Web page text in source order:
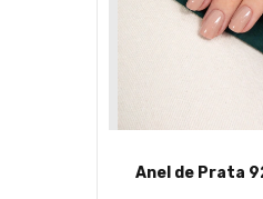
Anel de Prata